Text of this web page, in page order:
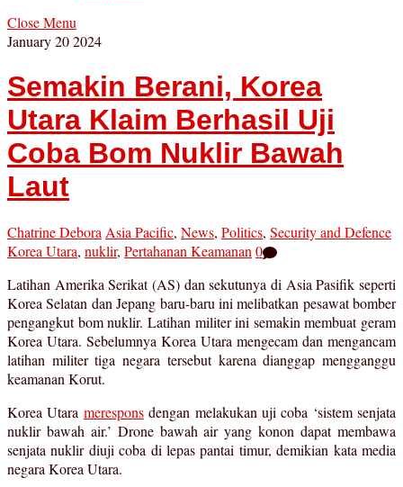
Close Menu
January202024
Semakin Berani, Korea
Utara Klaim Berhasil Uji
Coba Bom Nuklir Bawah
Laut
Chatrine Debora Asia Pacific, News, Politics, Security and Defence
Korea Utara, nuklir, Pertahanan Keamanan 0
Latihan Amerika Serikat (AS) dan sekutunya di Asia Pasifik seperti
Korea Selatan dan Jepang baru-baru ini melibatkan pesawat bomber
pengangkut bom nuklir. Latihan militer ini semakin membuat geram
Korea Utara. Sebelumnya Korea Utara mengecam dan mengancam
latihan militer tiga negara tersebut karena dianggap mengganggu
keamanan Korut.
Korea Utara meresponsdengan melakukan uji coba ‘sistem senjata
nuklir bawah air.’ Drone bawah air yang konon dapat membawa
senjata nuklir diuji coba di lepas pantai timur, demikian kata media
negara Korea Utara.